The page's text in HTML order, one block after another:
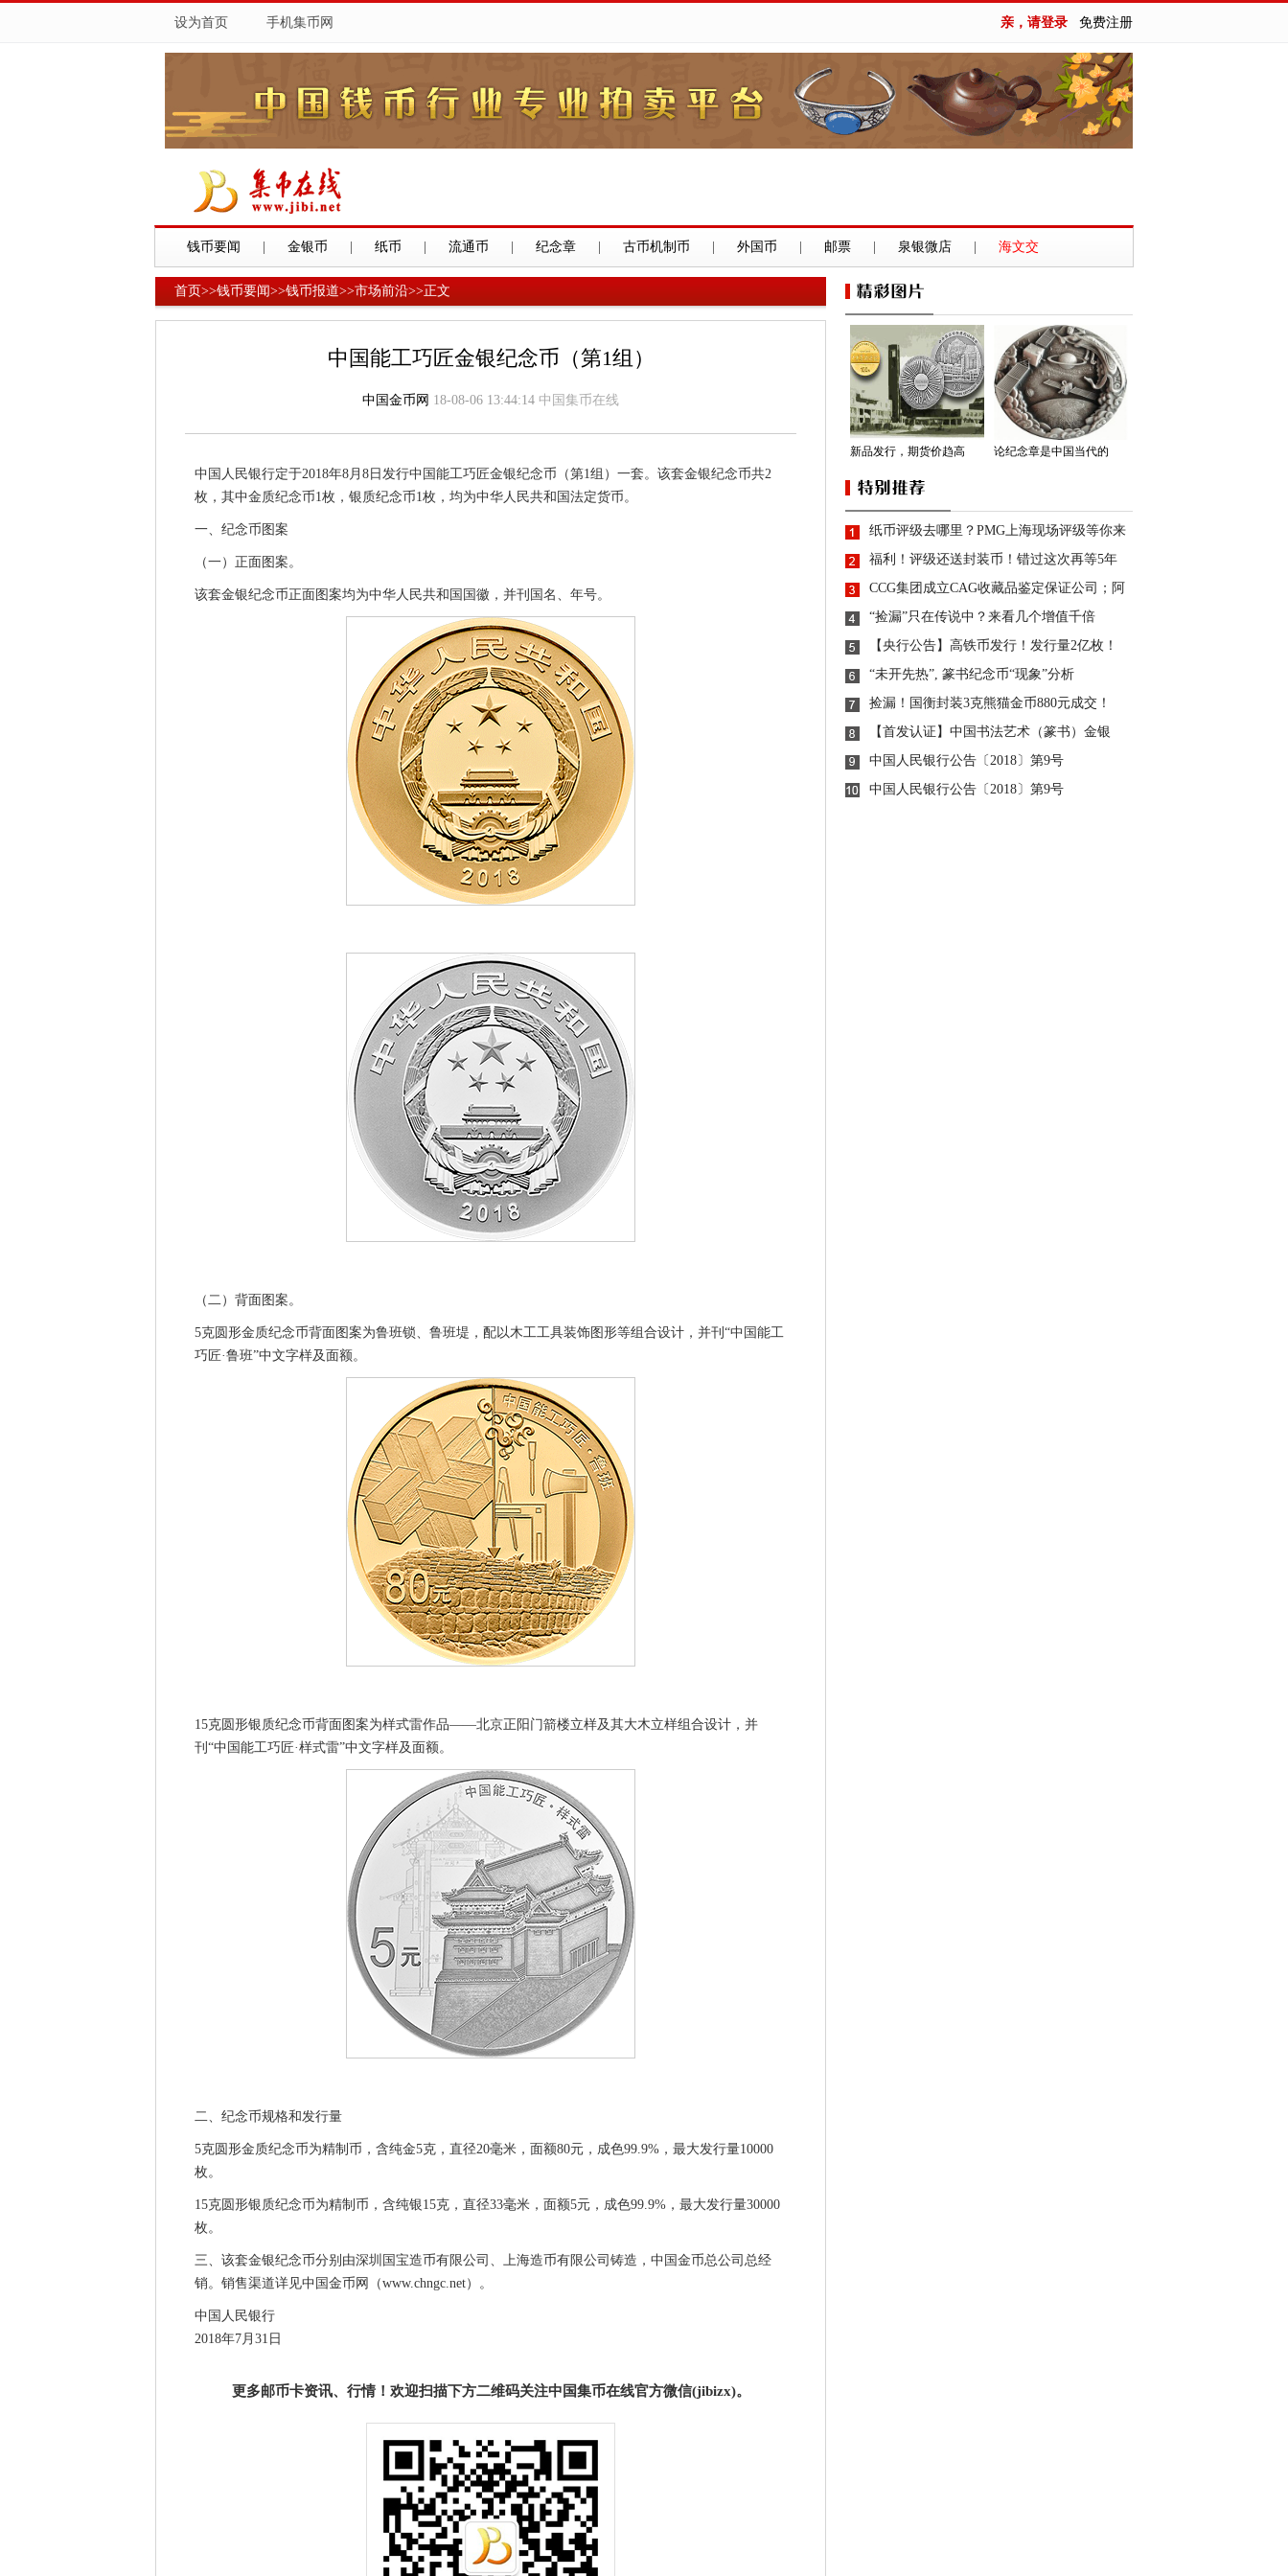
设为首页 手机集币网 亲，请登录 免费注册
钱币要闻 金银币 纸币 流通币 纪念章 古币机制币 外国币 邮票 泉银微店 海文交
首页>>钱币要闻>>钱币报道>>市场前沿>>正文
中国能工巧匠金银纪念币（第1组）
中国金币网 18-08-06 13:44:14 中国集币在线
中国人民银行定于2018年8月8日发行中国能工巧匠金银纪念币（第1组）一套。该套金银纪念币共2
枚，其中金质纪念币1枚，银质纪念币1枚，均为中华人民共和国法定货币。
一、纪念币图案
（一）正面图案。
该套金银纪念币正面图案均为中华人民共和国国徽，并刊国名、年号。
（二）背面图案。
5克圆形金质纪念币背面图案为鲁班锁、鲁班堤，配以木工工具装饰图形等组合设计，并刊“中国能工
巧匠·鲁班”中文字样及面额。
15克圆形银质纪念币背面图案为样式雷作品——北京正阳门箭楼立样及其大木立样组合设计，并
刊“中国能工巧匠·样式雷”中文字样及面额。
二、纪念币规格和发行量
5克圆形金质纪念币为精制币，含纯金5克，直径20毫米，面额80元，成色99.9%，最大发行量10000
枚。
15克圆形银质纪念币为精制币，含纯银15克，直径33毫米，面额5元，成色99.9%，最大发行量30000
枚。
三、该套金银纪念币分别由深圳国宝造币有限公司、上海造币有限公司铸造，中国金币总公司总经
销。销售渠道详见中国金币网（www.chngc.net）。
中国人民银行
2018年7月31日
更多邮币卡资讯、行情！欢迎扫描下方二维码关注中国集币在线官方微信(jibizx)。
新品发行，期货价趋高 论纪念章是中国当代的
纸币评级去哪里？PMG上海现场评级等你来
福利！评级还送封装币！错过这次再等5年
CCG集团成立CAG收藏品鉴定保证公司；阿
“捡漏”只在传说中？来看几个增值千倍
【央行公告】高铁币发行！发行量2亿枚！
“未开先热”, 篆书纪念币“现象”分析
捡漏！国衡封装3克熊猫金币880元成交！
【首发认证】中国书法艺术（篆书）金银
中国人民银行公告〔2018〕第9号
中国人民银行公告〔2018〕第9号